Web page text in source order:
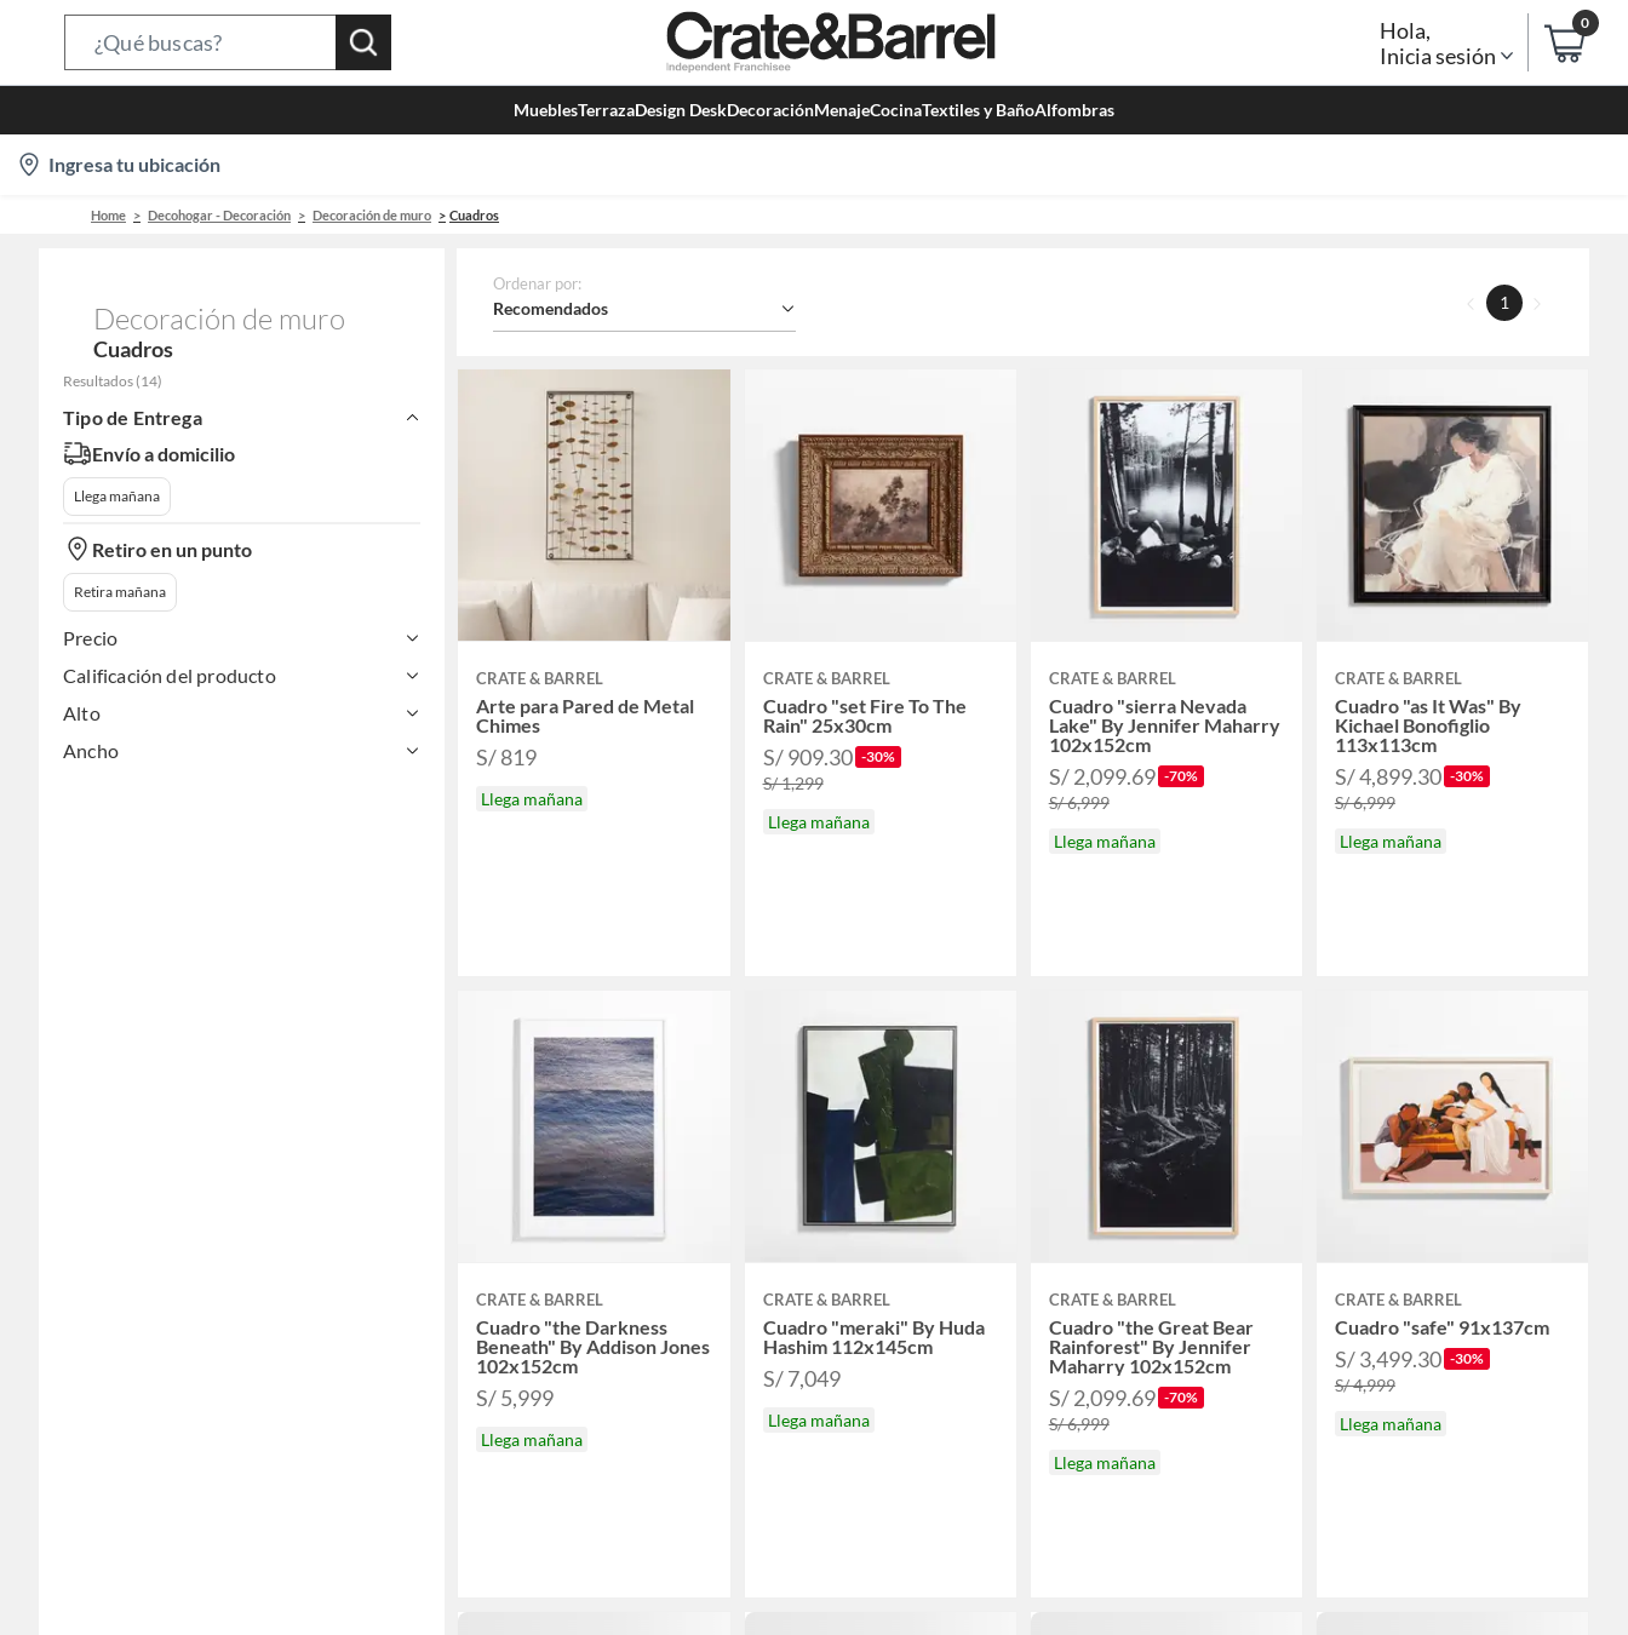
Bar
Hola,
Inicia sesión
0
MueblesTerrazaDesign DeskDecoraciónMenajeCocinaTextiles y BañoAlfombras
location-
icon
Ingresa tu ubicación
Home Decohogar - Decoración Decoración de muro Cuadros
Decoración de muro
Cuadros
Resultados (14)
Tipo de Entrega
Envío a domicilio
Llega mañana
Retiro en un punto
Retira mañana
Precio
Calificación del producto
Alto
Ancho
Ordenar por:
Recomendados 1
CRATE & BARREL
Arte para Pared de Metal
Chimes
S/ 819
Llega mañana
CRATE & BARREL
Cuadro "set Fire To The
Rain" 25x30cm
S/ 909.30 -30%
S/ 1,299
Llega mañana
CRATE & BARREL
Cuadro "sierra Nevada
Lake" By Jennifer Maharry
102x152cm
S/ 2,099.69 -70%
S/ 6,999
Llega mañana
CRATE & BARREL
Cuadro "as It Was" By
Kichael Bonofiglio
113x113cm
S/ 4,899.30 -30%
S/ 6,999
Llega mañana
CRATE & BARREL
Cuadro "the Darkness
Beneath" By Addison Jones
102x152cm
S/ 5,999
Llega mañana
CRATE & BARREL
Cuadro "meraki" By Huda
Hashim 112x145cm
S/ 7,049
Llega mañana
CRATE & BARREL
Cuadro "the Great Bear
Rainforest" By Jennifer
Maharry 102x152cm
S/ 2,099.69 -70%
S/ 6,999
Llega mañana
CRATE & BARREL
Cuadro "safe" 91x137cm
S/ 3,499.30 -30%
S/ 4,999
Llega mañana